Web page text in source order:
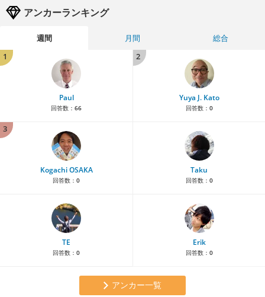
アンカーランキング
週間 月間
総合
1
Paul
回答数： 66
2
Yuya J. Kato
回答数： 0
3
Kogachi OSAKA
回答数： 0
Taku
回答数： 0
TE
回答数： 0
Erik
回答数： 0
アンカー一覧